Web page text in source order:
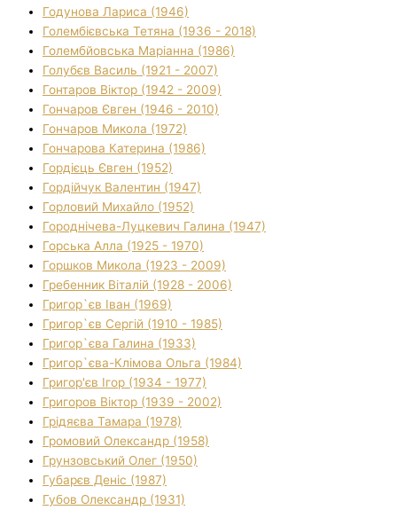
Годунова Лариса (1946)
Голембієвська Тетяна (1936 - 2018)
Голембйовська Маріанна (1986)
Голубєв Василь (1921 - 2007)
Гонтаров Віктор (1942 - 2009)
Гончаров Євген (1946 - 2010)
Гончаров Микола (1972)
Гончарова Катерина (1986)
Гордієць Євген (1952)
Гордійчук Валентин (1947)
Горловий Михайло (1952)
Городнічева-Луцкевич Галина (1947)
Горська Алла (1925 - 1970)
Горшков Микола (1923 - 2009)
Гребенник Віталій (1928 - 2006)
Григор`єв Іван (1969)
Григор`єв Сергій (1910 - 1985)
Григор`єва Галина (1933)
Григор`єва-Клімова Ольга (1984)
Григор'єв Ігор (1934 - 1977)
Григоров Віктор (1939 - 2002)
Грідяєва Тамара (1978)
Громовий Олександр (1958)
Грунзовський Олег (1950)
Губарєв Деніс (1987)
Губов Олександр (1931)